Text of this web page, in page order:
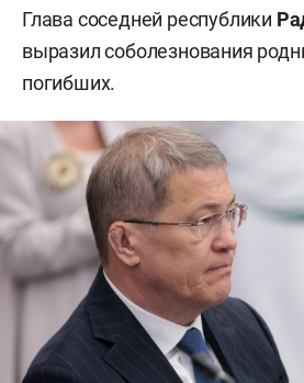
Глава соседней республики
выразил соболезнования
погибших.